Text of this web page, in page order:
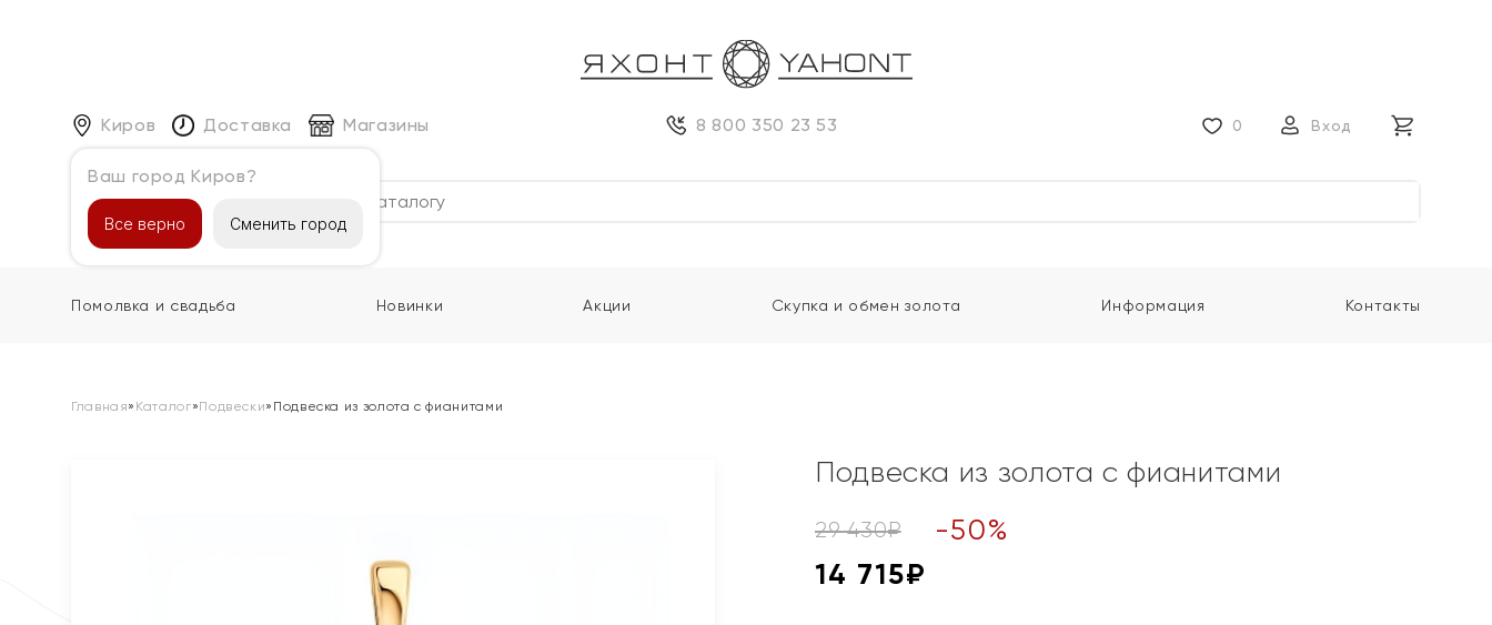
Киров
Ваш город Киров?
Все верно Сменить город
Доставка Магазины 8 800 350 23 53 0 Вход
Каталог
Помолвка и свадьба Новинки Акции Скупка и обмен золота Информация Контакты
Главная» Каталог»Подвески» Подвеска из золота с фианитами
Подвеска из золота с фианитами
29 430₽ -50%
14 715₽